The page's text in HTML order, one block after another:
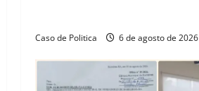
Caso de Politica 6 de agosto de 2026